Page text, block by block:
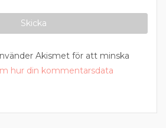
Akismet för att minska
hur din kommentarsdata